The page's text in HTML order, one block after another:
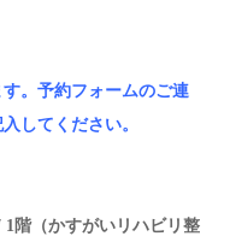
。予約フォームのご連
してください。
1階（かすがいリハビリ整